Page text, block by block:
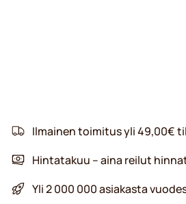
Ilmainen toimitus yli 49,00€
Hintatakuu – aina reilut
Yli 2 000 000 asiakasta